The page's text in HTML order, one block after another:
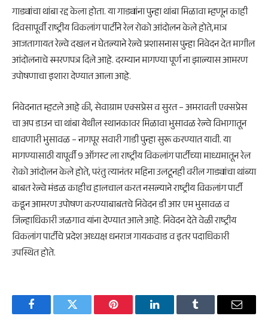
गाड्यांचा थांबा रद्द केला होता. या गाड्यांना पुन्हा थांबा मिळावा म्हणून काही
दिवसापूर्वी राष्ट्रीय विकलांग पार्टीने रेल रोको आंदोलन केले होते,मात्र
आजतागायत रेल्वे दखल न घेतल्याने रेल्वे प्रशासनास पुन्हा निवेदन देत मागील
आंदोलनाचे स्मरणपत्र दिले आहे. दरम्यान मागण्या पूर्ण ना झाल्यास आमरण
उपोषणाचा इशारा देण्यात आला आहे.
निवेदनात म्हटले आहे की, सेवाग्राम एक्सप्रेस व सुरत – अमरावती एक्सप्रेस
चा अप डाउन चा थांबा येथील स्थानकावर मिळावा भुसावळ रेल्वे विभागातून
धावणारी भुसावळ – नागपूर सवारी गाडी पुन्हा सुरू करण्यात यावी. या
मागण्यासाठी यापूर्वी 9 ऑगस्ट ला राष्ट्रीय विकलांग पार्टीच्या माध्यमातून रेल
रोको आंदोलन केले होते, परंतु त्यानंतर महिना उलटूनही वरील गाड्यांचा थांब्या
बाबत रेल्वे मंडळ काहीच हालचाल करत नसल्याने राष्ट्रीय विकलांग पार्टी
कडून आमरण उपोषण करण्याबाबतचे निवेदन डी आर एम भुसावळ व
जिल्हाधिकारी जळगाव यांना देण्यात आले आहे. निवेदन देते वेळी राष्ट्रीय
विकलांग पार्टीचे प्रदेश अध्यक्ष धनराज गायकवाड व इतर पदाधिकारी
उपस्थित होते.
FacebookTwitter Pinterest LinkedInTumblr Email